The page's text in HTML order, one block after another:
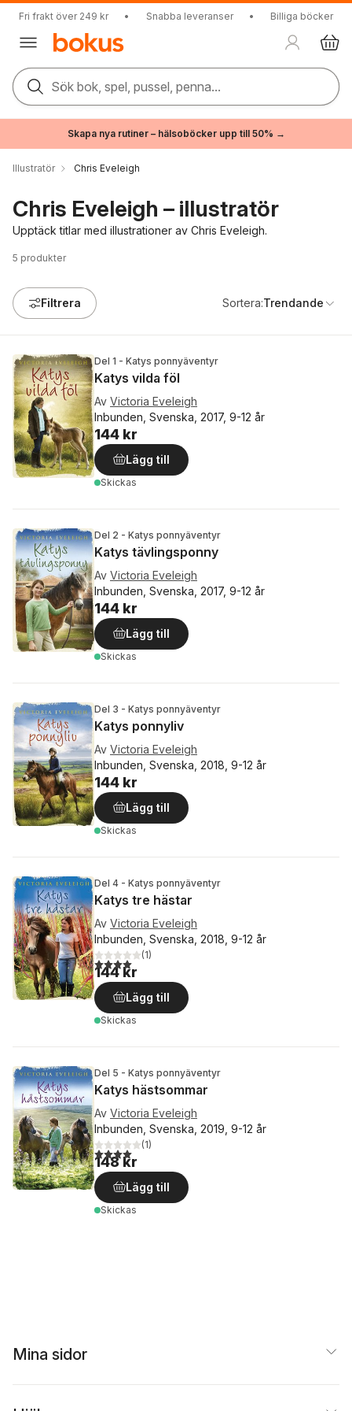
Fri frakt över 249 kr • Snabba leveranser • Billiga böcker
Sök bok, spel, pussel, penna...
Skapa nya rutiner – hälsoböcker upp till 50% →
Illustratör Chris Eveleigh
Chris Eveleigh – illustratör
Upptäck titlar med illustrationer av Chris Eveleigh.
5 produkter
Filtrera Sortera:Trendande
Del 1 - Katys ponnyäventyr
Katys vilda föl
Av Victoria Eveleigh
Inbunden, Svenska, 2017, 9-12 år
144 kr
Lägg till
Skickas
Del 2 - Katys ponnyäventyr
Katys tävlingsponny
Av Victoria Eveleigh
Inbunden, Svenska, 2017, 9-12 år
144 kr
Lägg till
Skickas
Del 3 - Katys ponnyäventyr
Katys ponnyliv
Av Victoria Eveleigh
Inbunden, Svenska, 2018, 9-12 år
144 kr
Lägg till
Skickas
Del 4 - Katys ponnyäventyr
Katys tre hästar
Av Victoria Eveleigh
Inbunden, Svenska, 2018, 9-12 år
4,0utav 5 stjärnor. Totalt antal röster:
(1)
144 kr
Lägg till
Skickas
Del 5 - Katys ponnyäventyr
Katys hästsommar
Av Victoria Eveleigh
Inbunden, Svenska, 2019, 9-12 år
4,0utav 5 stjärnor. Totalt antal röster:
(1)
148 kr
Lägg till
Skickas
Mina sidor